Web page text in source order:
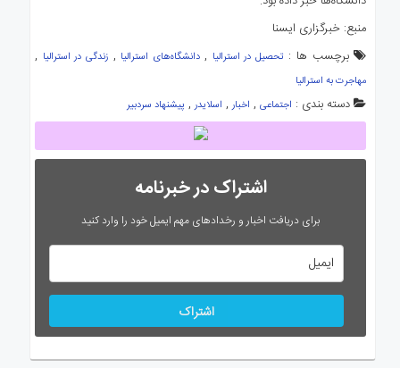
منبع: خبرگزاری ایسنا
برچسب ها : تحصیل در استرالیا ,دانشگاه‌های استرالیا ,زندگی در استرالیا ,
مهاجرت به استرالیا
دسته بندی : اجتماعی, اخبار, اسلایدر, پیشنهاد سردبیر
اشتراک در خبرنامه
برای دریافت اخبار و رخدادهای مهم ایمیل خود را وارد کنید
اشتراک